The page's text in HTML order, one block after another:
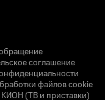
соглашение
файлов cookie
КИОН (ТВ и приставки)